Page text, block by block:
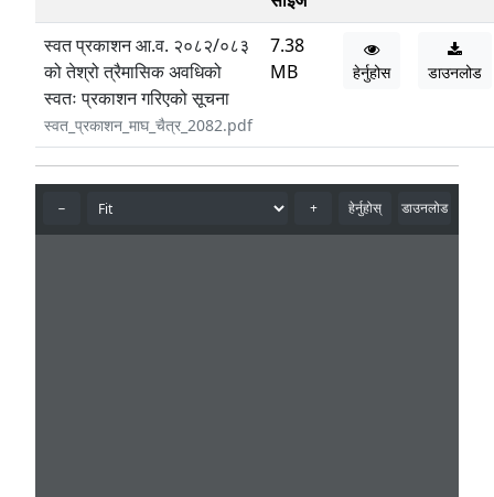
स्वत प्रकाशन आ.व. २०८२/०८३
को तेश्रो त्रैमासिक अवधिको
स्वतः प्रकाशन गरिएको सूचना
स्वत_प्रकाशन_माघ_चैत्र_2082.pdf
7.38
MB
हेर्नुहोस डाउनलोड